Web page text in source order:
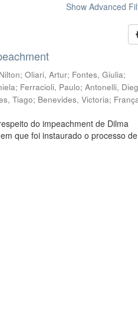
Show Advanced
;Oliari, Artur; Fontes, Giulia;
; Ferracioli, Paulo;Antonelli,
Tiago; Benevides, Victoria;
do impeachment de Dilma
que foi instaurado o processo de